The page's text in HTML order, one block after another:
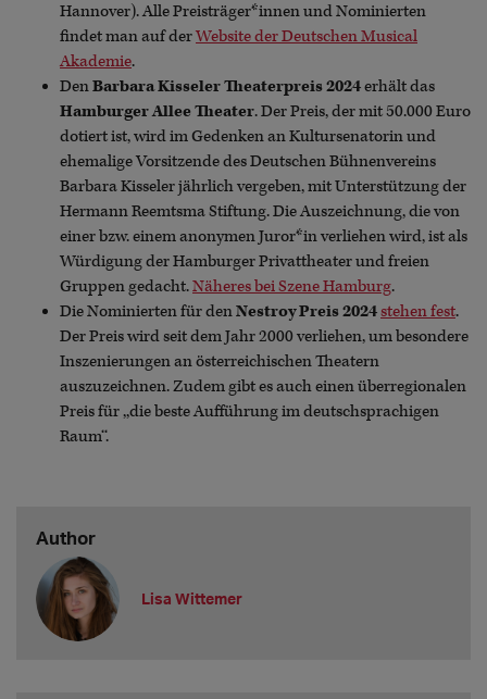
Hannover). Alle Preisträger*innen und Nominierten
findet man auf derWebsite der Deutschen Musical
Akademie.
DenBarbara Kisseler Theaterpreis 2024erhält das
Hamburger Allee Theater. Der Preis, der mit 50.000 Euro
dotiert ist, wird im Gedenken an Kultursenatorin und
ehemalige Vorsitzende des Deutschen Bühnenvereins
Barbara Kisseler jährlich vergeben, mit Unterstützung der
Hermann Reemtsma Stiftung. Die Auszeichnung, die von
einer bzw. einem anonymen Juror*in verliehen wird, ist als
Würdigung der Hamburger Privattheater und freien
Gruppen gedacht.Näheres bei Szene Hamburg.
Die Nominierten für denNestroy Preis 2024stehen fest.
Der Preis wird seit dem Jahr 2000 verliehen, um besondere
Inszenierungen an österreichischen Theatern
auszuzeichnen. Zudem gibt es auch einen überregionalen
Preis für ,,die beste Aufführung im deutschsprachigen
Raum‘‘.
Author
Lisa Wittemer